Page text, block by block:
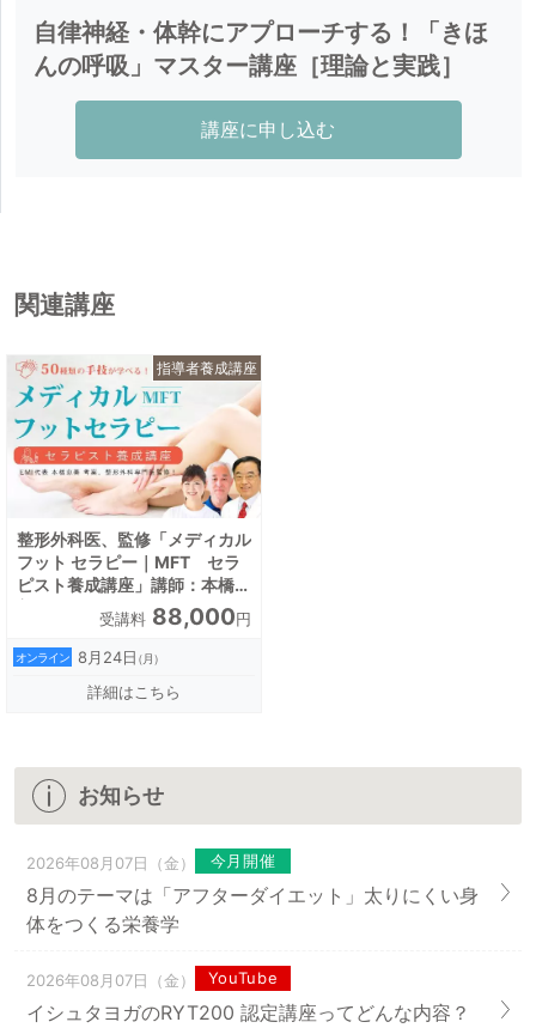
ルスタンダード〜』（文光堂）
『運動療法としてのピラティス』（文光堂）
『アスリートの非特異的腰痛を攻略』（文光堂）
『予防に導くスポーツ整形外科』（文光堂）
『匠が伝える低侵襲脊椎外科の奥義』（メジカルビュ
『Training Journal』『コーチング・クリニック』ほか
現在は呼吸に関連した企業研究や商品開発など法人向
け呼吸コンサルティング事業を展開。京都にてアスリ
ートから高齢者まで呼吸目線でのコンディショニング
自律神経・体幹にアプローチする！「きほ
んの呼吸」マスター講座［理論と実践］
講座に申し込む
関連講座
整形外科医、監修「メディカル
フット セラピー｜MFT セラ
ピスト養成講座」講師：本橋恵
受講料 88,000円
オンライン 8月24日（月）
詳細はこちら
指導者養成講座
お知らせ
2026年08月07日（金） 今月開催
8月のテーマは「アフターダイエット」太りにくい身
体をつくる栄養学
2026年08月07日（金） YouTube
イシュタヨガのRYT200 認定講座ってどんな内容？